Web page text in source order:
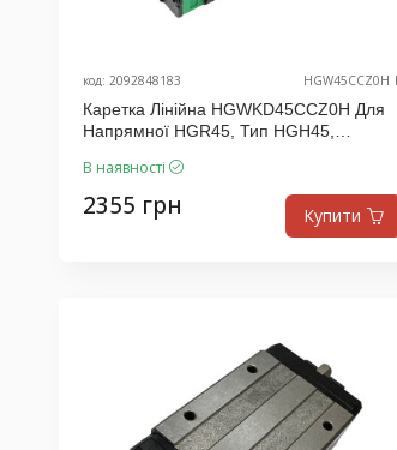
код: 2092848183
Каретка Лінійна HGWKD45CCZ0H Для
Напрямної HGR45, Тип HGH45,
В наявності
2355 грн Купити